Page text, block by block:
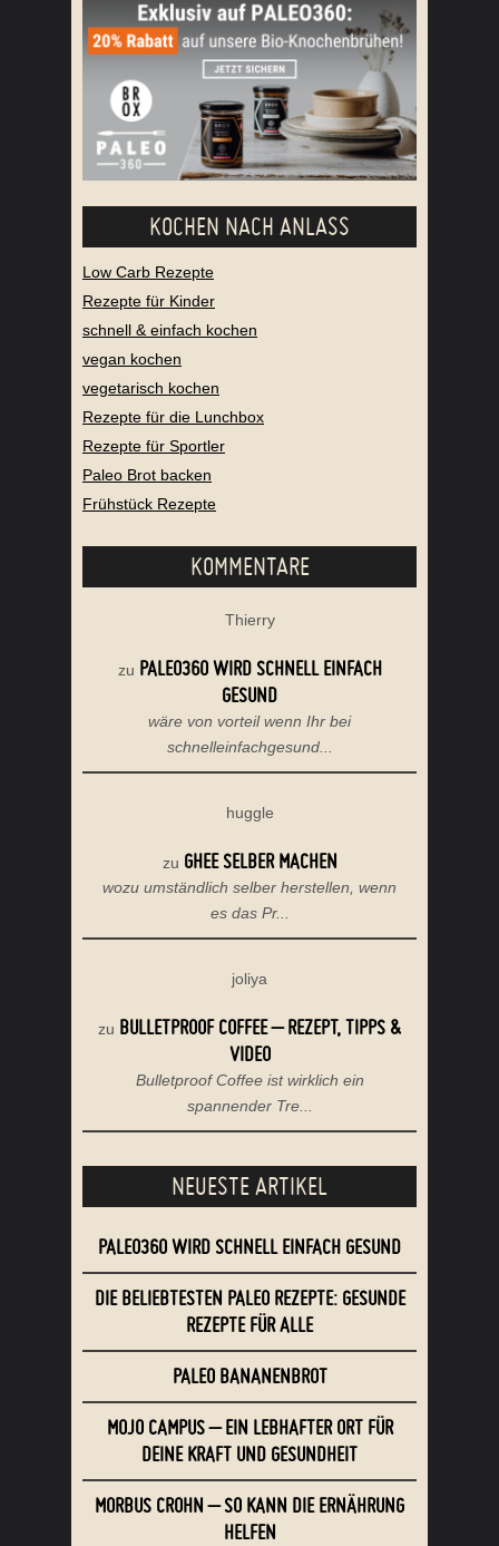
KOCHEN NACH ANLASS
Low Carb Rezepte
Rezepte für Kinder
schnell & einfach kochen
vegan kochen
vegetarisch kochen
Rezepte für die Lunchbox
Rezepte für Sportler
Paleo Brot backen
Frühstück Rezepte
KOMMENTARE
Thierry
zu PALEO360 WIRD SCHNELL EINFACH
GESUND
wäre von vorteil wenn Ihr bei
schnelleinfachgesund...
huggle
zu GHEE SELBER MACHEN
wozu umständlich selber herstellen, wenn
es das Pr...
joliya
zu BULLETPROOF COFFEE – REZEPT, TIPPS &
VIDEO
Bulletproof Coffee ist wirklich ein
spannender Tre...
NEUESTE ARTIKEL
PALEO360 WIRD SCHNELL EINFACH GESUND
DIE BELIEBTESTEN PALEO REZEPTE: GESUNDE
REZEPTE FÜR ALLE
PALEO BANANENBROT
MOJO CAMPUS – EIN LEBHAFTER ORT FÜR
DEINE KRAFT UND GESUNDHEIT
MORBUS CROHN – SO KANN DIE ERNÄHRUNG
HELFEN